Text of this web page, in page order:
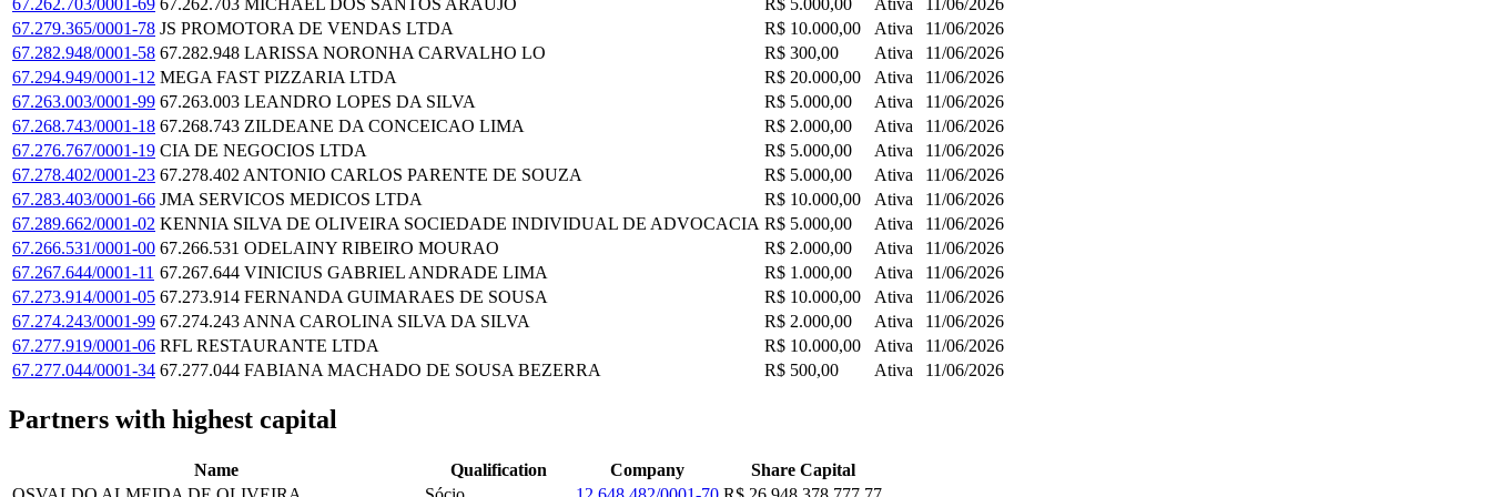
67.279.365/0001-78 JS PROMOTORA DE VENDAS LTDA R$ 10.000,00 Ativa
11/06/2026
67.282.948/0001-58 67.282.948 LARISSA NORONHA CARVALHO LO R$ 300,00 Ativa
11/06/2026
67.294.949/0001-12 MEGA FAST PIZZARIA LTDA R$ 20.000,00 Ativa
11/06/2026
67.263.003/0001-99 67.263.003 LEANDRO LOPES DA SILVA R$ 5.000,00 Ativa
11/06/2026
67.268.743/0001-18 67.268.743 ZILDEANE DA CONCEICAO LIMA R$ 2.000,00 Ativa
11/06/2026
67.276.767/0001-19 CIA DE NEGOCIOS LTDA R$ 5.000,00 Ativa
11/06/2026
67.278.402/0001-23 67.278.402 ANTONIO CARLOS PARENTE DE SOUZA R$ 5.000,00 Ativa
11/06/2026
67.283.403/0001-66 JMA SERVICOS MEDICOS LTDA R$ 10.000,00 Ativa
11/06/2026
67.289.662/0001-02 KENNIA SILVA DE OLIVEIRA SOCIEDADE INDIVIDUAL DE ADVOCACIA R$ 5.000,00 Ativa
11/06/2026
67.266.531/0001-00 67.266.531 ODELAINY RIBEIRO MOURAO R$ 2.000,00 Ativa
11/06/2026
67.267.644/0001-11 67.267.644 VINICIUS GABRIEL ANDRADE LIMA R$ 1.000,00 Ativa
11/06/2026
67.273.914/0001-05 67.273.914 FERNANDA GUIMARAES DE SOUSA R$ 10.000,00 Ativa
11/06/2026
67.274.243/0001-99 67.274.243 ANNA CAROLINA SILVA DA SILVA R$ 2.000,00 Ativa
11/06/2026
67.277.919/0001-06 RFL RESTAURANTE LTDA R$ 10.000,00 Ativa
11/06/2026
67.277.044/0001-34 67.277.044 FABIANA MACHADO DE SOUSA BEZERRA R$ 500,00 Ativa 11/06/2026
Partners with highest capital
Name Qualification Company
Share Capital